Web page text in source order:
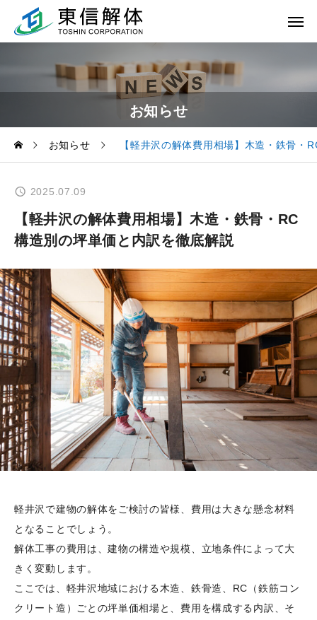
お知らせ
お知らせ 【軽井沢の解体費用相場】木造・鉄骨・
2025.07.09
【軽井沢の解体費用相場】木造・鉄骨・RC
構造別の坪単価と内訳を徹底解説
軽井沢で建物の解体をご検討の皆様、費用は大きな懸念材料
となることでしょう。
解体工事の費用は、建物の構造や規模、立地条件によって大
きく変動します。
ここでは、軽井沢地域における木造、鉄骨造、RC（鉄筋コン
クリート造）ごとの坪単価相場と、費用を構成する内訳、そ